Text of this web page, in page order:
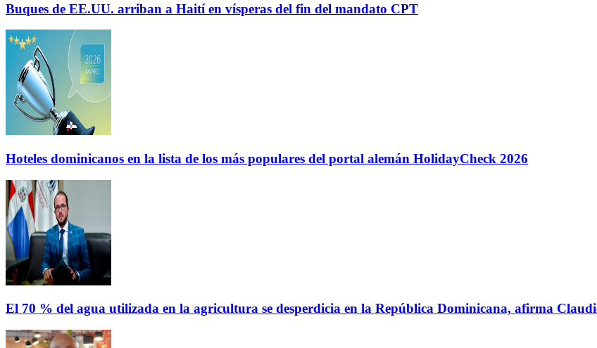
Buques de EE.UU. arriban a Haití en vísperas del fin del mandato CPT
Hoteles dominicanos en la lista de los más populares del portal alemán HolidayCheck 2026
El 70 % del agua utilizada en la agricultura se desperdicia en la República Dominicana, afirma